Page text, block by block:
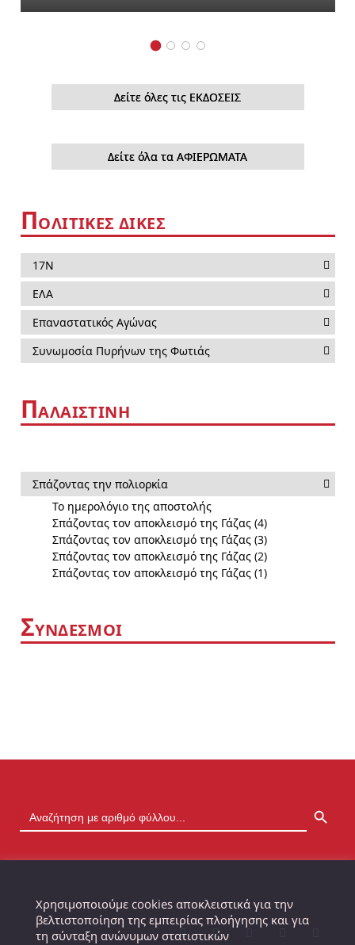
Δείτε όλες τις ΕΚΔΟΣΕΙΣ
Δείτε όλα τα ΑΦΙΕΡΩΜΑΤΑ
ΠΟΛΙΤΙΚΕΣ ΔΙΚΕΣ
17Ν
ΕΛΑ
Επαναστατικός Αγώνας
Συνωμοσία Πυρήνων της Φωτιάς
ΠΑΛΑΙΣΤΙΝΗ
Σπάζοντας την πολιορκία
Το ημερολόγιο της αποστολής
Σπάζοντας τον αποκλεισμό της Γάζας (4)
Σπάζοντας τον αποκλεισμό της Γάζας (3)
Σπάζοντας τον αποκλεισμό της Γάζας (2)
Σπάζοντας τον αποκλεισμό της Γάζας (1)
ΣΥΝΔΕΣΜΟΙ
Χρησιμοποιούμε cookies αποκλειστικά για την
βελτιστοποίηση της εμπειρίας πλοήγησης και για
τη σύνταξη ανώνυμων στατιστικών